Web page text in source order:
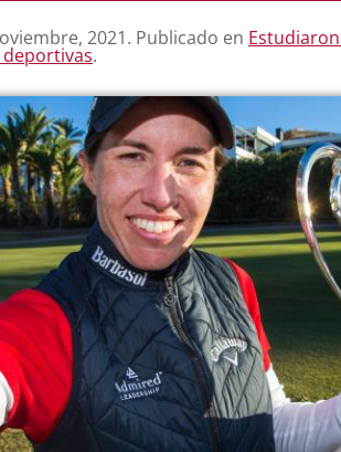
2021. Publicado en
.